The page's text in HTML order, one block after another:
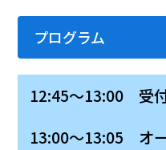
プログラム
12:45～13:00 受
13:00～13:05 オー